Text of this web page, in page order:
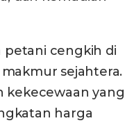
petani cengkih di
sejahtera.
kekecewaan yang
harga